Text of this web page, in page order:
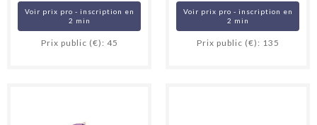
Voir prix pro - inscription en
2 min
Prix public (€): 45
Voir prix pro - inscription en
2 min
Prix public (€): 135